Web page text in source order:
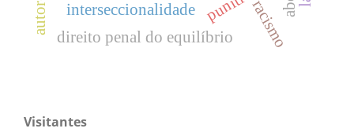
interseccionalidade racismo
direito penal do equilíbrio
Visitantes